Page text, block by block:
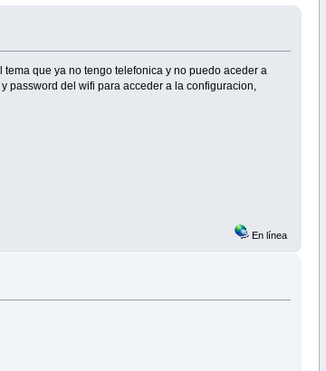
que ya no tengo telefonica y no puedo aceder a
password del wifi para acceder a la configuracion,
En línea